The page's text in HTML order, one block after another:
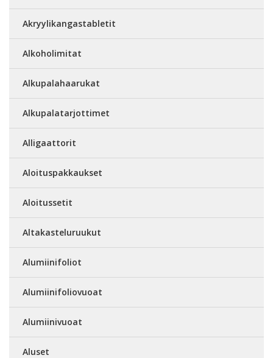
Akryylikangastabletit
Alkoholimitat
Alkupalahaarukat
Alkupalatarjottimet
Alligaattorit
Aloituspakkaukset
Aloitussetit
Altakasteluruukut
Alumiinifoliot
Alumiinifoliovuoat
Alumiinivuoat
Aluset